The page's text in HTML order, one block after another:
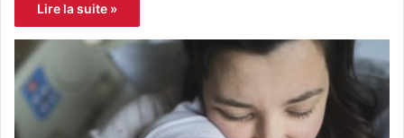
Lire la suite »